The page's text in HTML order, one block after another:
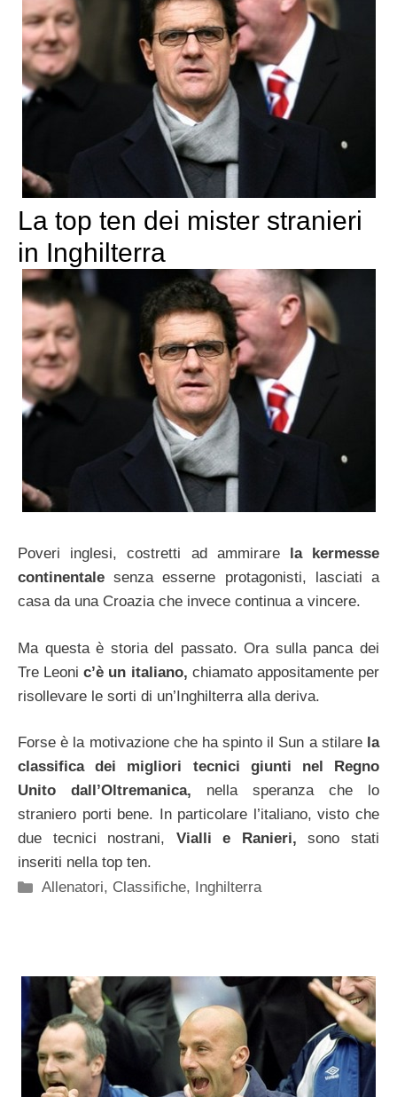
La top ten dei mister stranieri
in Inghilterra
Poveri inglesi, costretti ad ammirare
la kermesse
continentale senza esserne protagonisti, lasciati a
casa da una Croazia che invece continua a vincere.
Ma questa è storia del passato. Ora sulla panca dei
Tre Leonic’è un italiano, chiamato appositamente per
risollevare le sorti di un’Inghilterra alla deriva.
Forse è la motivazione che ha spinto il Sun a stilarela
classifica dei migliori tecnici giunti nel Regno
Unito dall’Oltremanica, nella speranza che lo
straniero porti bene. In particolare l’italiano, visto che
due tecnici nostrani, Vialli e Ranieri,sono stati
inseriti nella top ten.
Categorie
Allenatori, Classifiche, Inghilterra